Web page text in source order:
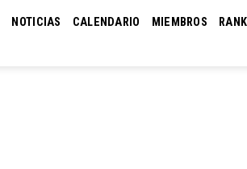
NOTICIAS CALENDARIO MIEMBROS